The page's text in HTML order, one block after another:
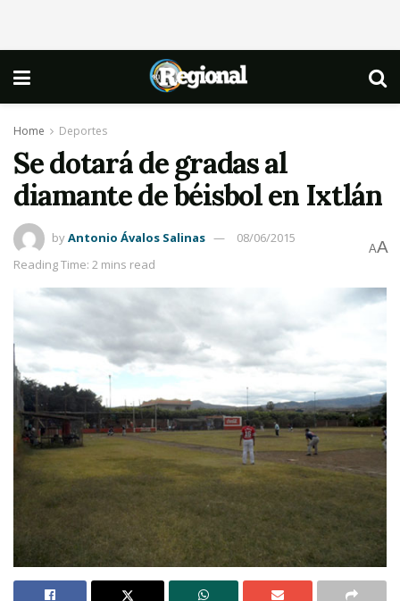
Home Deportes
Se dotará de gradas al
diamante de béisbol en Ixtlán
byAntonio Ávalos Salinas
08/06/2015
Reading Time: 2 mins read
AA